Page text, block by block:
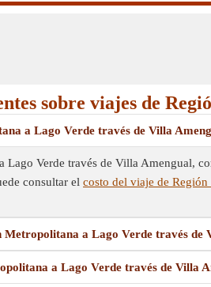
sobre viajes de
a Lago Verde través de Villa
Lago Verde través de Villa Amengual,
consultar el costo del viaje de
a Lago Verde través de
a Lago Verde través de Villa